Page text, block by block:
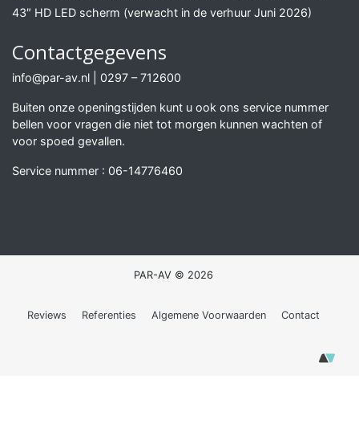
43″ HD LED scherm (verwacht in de verhuur Juni 2026)
Contactgegevens
info@par-av.nl 0297 – 712600
Buiten onze openingstijden kunt u ook ons service nummer
bellen voor vragen die niet tot morgen kunnen wachten of
voor spoed gevallen.
Service nummer : 06-14776460
PAR-AV © 2026
Reviews Referenties Algemene Voorwaarden Contact